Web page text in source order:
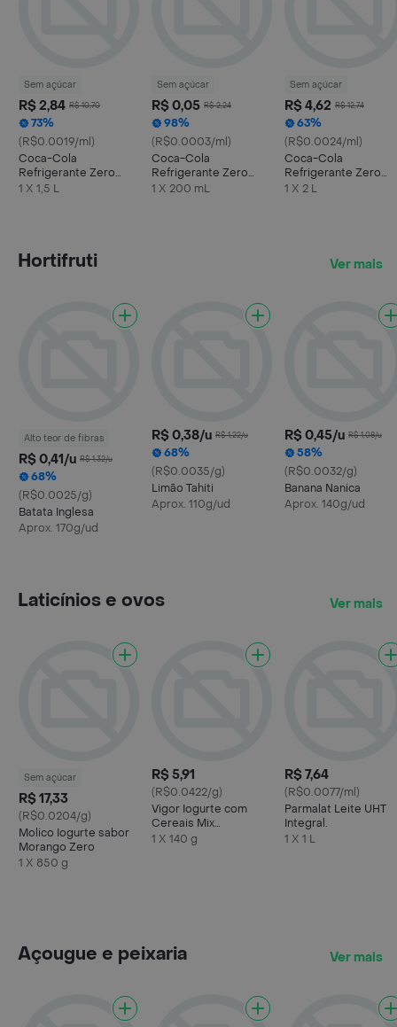
Sem açúcar
R$ 2,84 R$ 10,70
73%
(R$0.0019/ml)
Coca-Cola
Refrigerante Zero
Açúcar Garrafa 1.5 l
1 X 1,5 L
Sem açúcar
R$ 0,05 R$ 2,24
98%
(R$0.0003/ml)
Coca-Cola
Refrigerante Zero
Açúcar Mini Garrafa
1 X 200 mL
Sem açúcar
R$ 4,62 R$ 12,74
63%
(R$0.0024/ml)
Coca-Cola
Refrigerante Zero
Açúcar Garrafa
1 X 2 L
Hortifruti Ver mais
Alto teor de fibras
R$ 0,41/u R$ 1,32/u
68%
(R$0.0025/g)
Batata Inglesa
Aprox. 170g/ud
R$ 0,38/u R$ 1,22/u
68%
(R$0.0035/g)
Limão Tahiti
Aprox. 110g/ud
R$ 0,45/u R$ 1,08/u
58%
(R$0.0032/g)
Banana Nanica
Aprox. 140g/ud
Laticínios e ovos Ver mais
Sem açúcar
R$ 17,33
(R$0.0204/g)
Molico Iogurte sabor
Morango Zero
1 X 850 g
R$ 5,91
(R$0.0422/g)
Vigor Iogurte com
Cereais Mix
Tradicional
1 X 140 g
R$ 7,64
(R$0.0077/ml)
Parmalat Leite UHT
Integral.
1 X 1 L
Açougue e peixaria Ver mais